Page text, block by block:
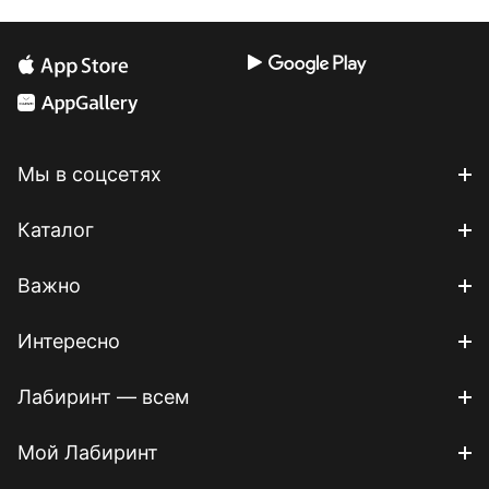
Мы в соцсетях
Каталог
Важно
Интересно
Лабиринт — всем
Мой Лабиринт